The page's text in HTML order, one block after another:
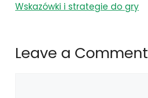
Wskazówki i strategie do gry
Leave a Comment